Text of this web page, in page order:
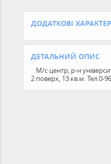
ДОДАТКОВІ
ДЕТАЛЬНИЙ ОПИС
М/с центр, р-н
2 поверх, 13 кв.м. Тел.0-